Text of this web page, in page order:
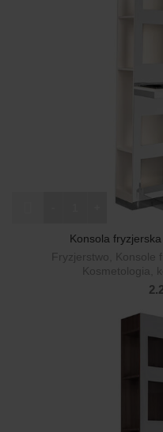
ilość Konsola
Konsola
Fryzjerstwo
Konsole
Kosmetologia,